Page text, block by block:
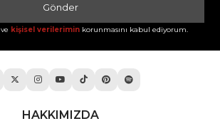
Gönder
ve kişisel verilerimin korunmasını kabul ediyorum.
HAKKIMIZDA